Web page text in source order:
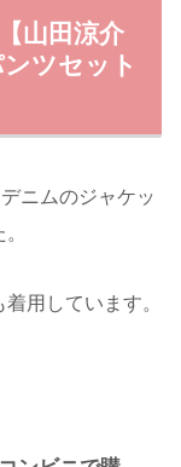
山田涼介
ツセット
ニムのジャケッ
着用しています。